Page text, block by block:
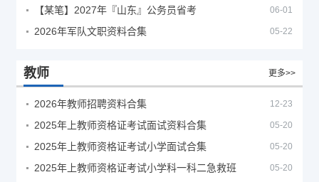
【某笔】2027年『山东』公务员省考 06-01
2026年军队文职资料合集 05-22
教师 更多>>
2026年教师招聘资料合集 12-23
2025年上教师资格证考试面试资料合集 05-20
2025年上教师资格证考试小学面试合集 05-20
2025年上教师资格证考试小学科一科二急救班 05-20